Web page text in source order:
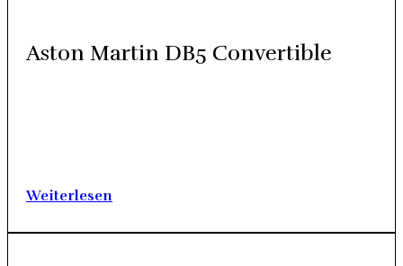
Aston Mar­tin DB5 Con­ver­ti­ble
Wei­ter­le­sen